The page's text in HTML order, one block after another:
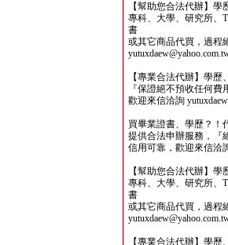
【幫助您合法代辦】
專科、大學、研究所、
書
或其它商品代買，過程
【專業合法代辦】學
『保證絕不預收任何
歡迎來信洽詢
買畢業證書、學歷？！
提供合法申辦服務，『
信用可靠，歡迎來信洽
【幫助您合法代辦】
專科、大學、研究所、
書
或其它商品代買，過程
【專業合法代辦】學